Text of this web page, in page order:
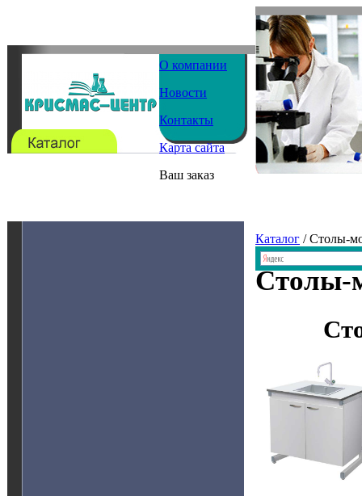
О компании
Новости
Контакты
Карта сайта
Ваш заказ
Каталог / Столы-
Столы-